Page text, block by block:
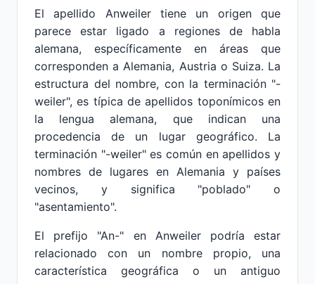
El apellido Anweiler tiene un origen que
parece estar ligado a regiones de habla
alemana, específicamente en áreas que
corresponden a Alemania, Austria o Suiza. La
estructura del nombre, con la terminación "-
weiler", es típica de apellidos toponímicos en
la lengua alemana, que indican una
procedencia de un lugar geográfico. La
terminación "-weiler" es común en apellidos y
nombres de lugares en Alemania y países
vecinos, y significa "poblado" o
"asentamiento".
El prefijo "An-" en Anweiler podría estar
relacionado con un nombre propio, una
característica geográfica o un antiguo